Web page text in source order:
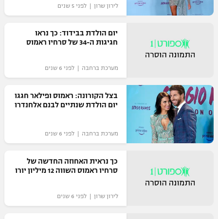
תקנון פעילות ספורט 1
רשיון להקרנה פומבית לבית עסק
הצטרפות לחבילת הערוצים
תגיות
המגזין
לירון שרון | לפני 5 שנים
יום הולדת בבידוד: כך נראו
חגיגות ה-34 של סרחיו ראמוס
מערכת ברחבה | לפני 6 שנים
בצל הקורונה: ראמוס ופילאר חגגו
יום הולדת שנתיים לבנם אלחנדרו
מערכת ברחבה | לפני 6 שנים
כך נראית האחוזה החדשה של
סרחיו ראמוס השווה 12 מיליון יורו
לירון שרון | לפני 6 שנים